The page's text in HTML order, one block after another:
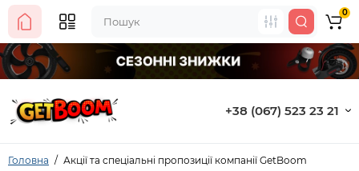
+38 (067) 523 23 21
0
Головна Акції та спеціальні пропозиції компанії GetBoom